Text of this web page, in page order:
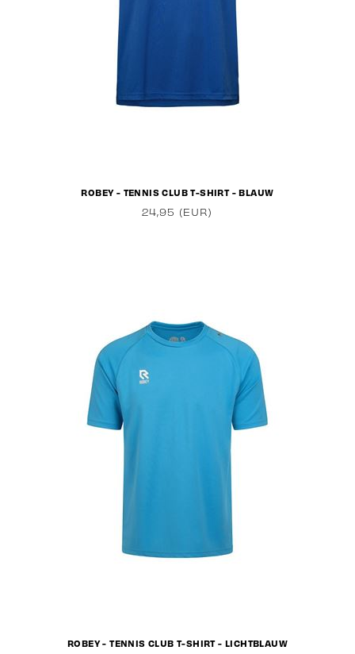
ROBEY - TENNIS CLUB T-SHIRT - BLAUW
24,95 (EUR)
ROBEY - TENNIS CLUB T-SHIRT - LICHTBLAUW